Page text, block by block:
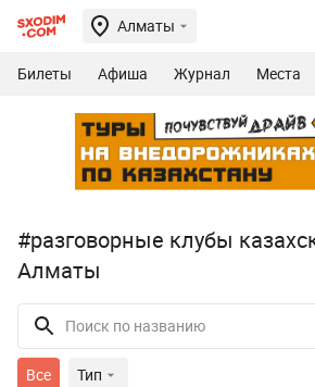
Алматы
Билеты Афиша Журнал Места
#разговорные клубы
Алматы
Все Тип